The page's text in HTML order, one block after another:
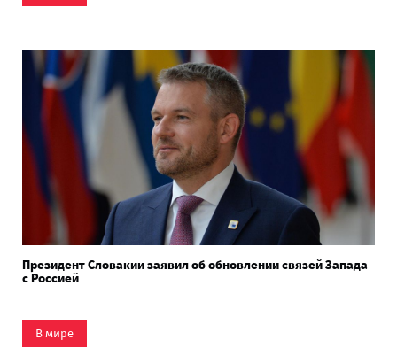
Президент Словакии заявил об обновлении связей Запада
с Россией
В мире